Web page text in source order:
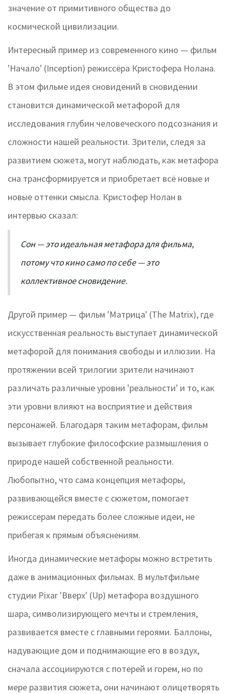
значение от примитивного общества до
космической цивилизации.
Интересный пример из современного кино — фильм
'Начало' (Inception) режиссёра Кристофера Нолана.
В этом фильме идея сновидений в сновидении
становится динамической метафорой для
исследования глубин человеческого подсознания и
сложности нашей реальности. Зрители, следя за
развитием сюжета, могут наблюдать, как метафора
сна трансформируется и приобретает всё новые и
новые оттенки смысла. Кристофер Нолан в
интервью сказал:
Сон — это идеальная метафора для фильма,
потому что кино само по себе — это
коллективное сновидение.
Другой пример — фильм 'Матрица' (The Matrix), где
искусственная реальность выступает динамической
метафорой для понимания свободы и иллюзии. На
протяжении всей трилогии зрители начинают
различать различные уровни 'реальности' и то, как
эти уровни влияют на восприятие и действия
персонажей. Благодаря таким метафорам, фильм
вызывает глубокие философские размышления о
природе нашей собственной реальности.
Любопытно, что сама концепция метафоры,
развивающейся вместе с сюжетом, помогает
режиссерам передать более сложные идеи, не
прибегая к прямым объяснениям.
Иногда динамические метафоры можно встретить
даже в анимационных фильмах. В мультфильме
студии Pixar 'Вверх' (Up) метафора воздушного
шара, символизирующего мечты и стремления,
развивается вместе с главными героями. Баллоны,
надувающие дом и поднимающие его в воздух,
сначала ассоциируются с потерей и горем, но по
мере развития сюжета, они начинают олицетворять